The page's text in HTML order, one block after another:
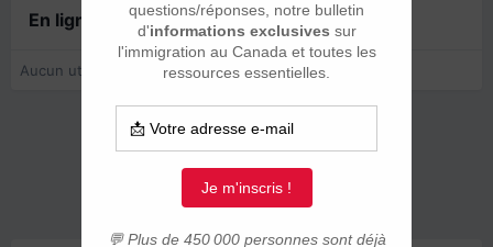
En ligne récemment0 membre est en ligne
Aucun utilisateur enregistré regarde cette page.